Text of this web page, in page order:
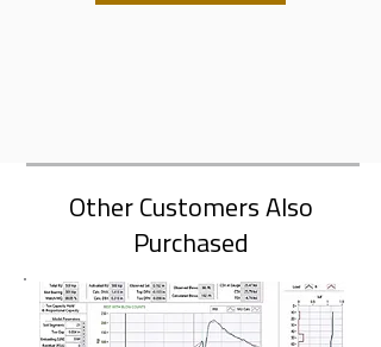
Other Customers Also
Purchased